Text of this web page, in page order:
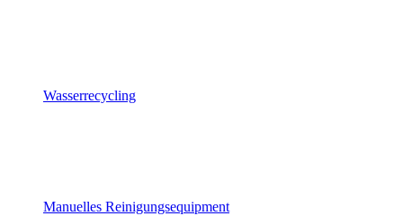
Wasserrecycling
Manuelles Reinigungsequipment